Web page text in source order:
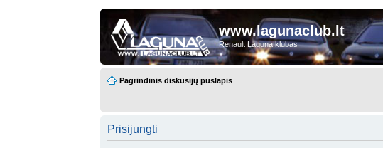
www.lagunaclub.lt
Renault Laguna klubas
Pagrindinis diskusijų puslapis
Prisijungti